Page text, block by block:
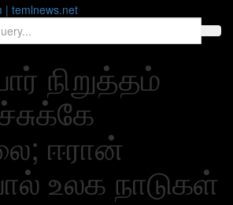
நிறுத்தம்
ஈரான்
உலக நாடுகள்